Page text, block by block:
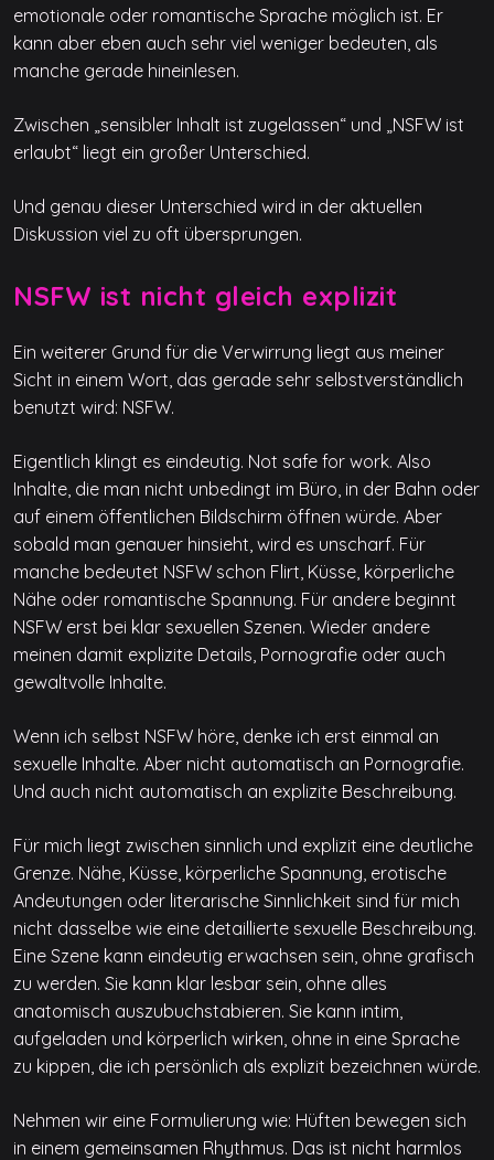
emotionale oder romantische Sprache möglich ist. Er
kann aber eben auch sehr viel weniger bedeuten, als
manche gerade hineinlesen.
Zwischen „sensibler Inhalt ist zugelassen“ und „NSFW ist
erlaubt“ liegt ein großer Unterschied.
Und genau dieser Unterschied wird in der aktuellen
Diskussion viel zu oft übersprungen.
NSFW ist nicht gleich explizit
Ein weiterer Grund für die Verwirrung liegt aus meiner
Sicht in einem Wort, das gerade sehr selbstverständlich
benutzt wird: NSFW.
Eigentlich klingt es eindeutig. Not safe for work. Also
Inhalte, die man nicht unbedingt im Büro, in der Bahn oder
auf einem öffentlichen Bildschirm öffnen würde. Aber
sobald man genauer hinsieht, wird es unscharf. Für
manche bedeutet NSFW schon Flirt, Küsse, körperliche
Nähe oder romantische Spannung. Für andere beginnt
NSFW erst bei klar sexuellen Szenen. Wieder andere
meinen damit explizite Details, Pornografie oder auch
gewaltvolle Inhalte.
Wenn ich selbst NSFW höre, denke ich erst einmal an
sexuelle Inhalte. Aber nicht automatisch an Pornografie.
Und auch nicht automatisch an explizite Beschreibung.
Für mich liegt zwischen sinnlich und explizit eine deutliche
Grenze. Nähe, Küsse, körperliche Spannung, erotische
Andeutungen oder literarische Sinnlichkeit sind für mich
nicht dasselbe wie eine detaillierte sexuelle Beschreibung.
Eine Szene kann eindeutig erwachsen sein, ohne grafisch
zu werden. Sie kann klar lesbar sein, ohne alles
anatomisch auszubuchstabieren. Sie kann intim,
aufgeladen und körperlich wirken, ohne in eine Sprache
zu kippen, die ich persönlich als explizit bezeichnen würde.
Nehmen wir eine Formulierung wie: Hüften bewegen sich
in einem gemeinsamen Rhythmus. Das ist nicht harmlos